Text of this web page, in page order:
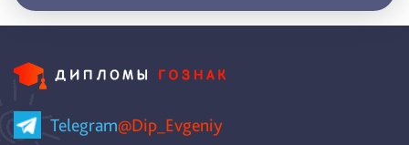
Telegram@Dip_Evgeniy